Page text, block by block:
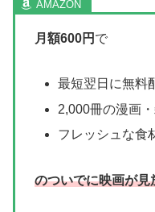
月額600円 で
最短翌日に無料
2,000冊の漫画
フレッシュな食
のついでに映画が見